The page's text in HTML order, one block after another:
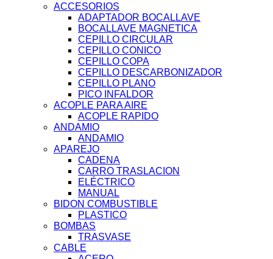
ACCESORIOS
ADAPTADOR BOCALLAVE
BOCALLAVE MAGNETICA
CEPILLO CIRCULAR
CEPILLO CONICO
CEPILLO COPA
CEPILLO DESCARBONIZADOR
CEPILLO PLANO
PICO INFALDOR
ACOPLE PARA AIRE
ACOPLE RAPIDO
ANDAMIO
ANDAMIO
APAREJO
CADENA
CARRO TRASLACION
ELÉCTRICO
MANUAL
BIDON COMBUSTIBLE
PLASTICO
BOMBAS
TRASVASE
CABLE